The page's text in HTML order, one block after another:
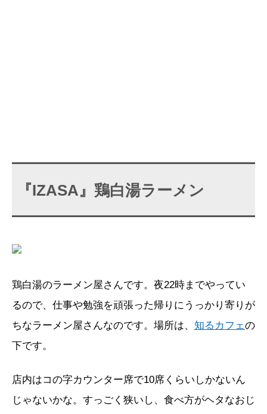
『IZASA』鶏白湯ラーメン
鶏白湯のラーメン屋さんです。夜22時までやってい
るので、仕事や勉強を頑張った帰りにうっかり寄りが
ちなラーメン屋さんなのです。場所は、 知るカフェの
下です。
店内はコの字カウンター席で10席くらいしかないん
じゃないかな。すっごく狭いし、食べ方がヘタなおじ